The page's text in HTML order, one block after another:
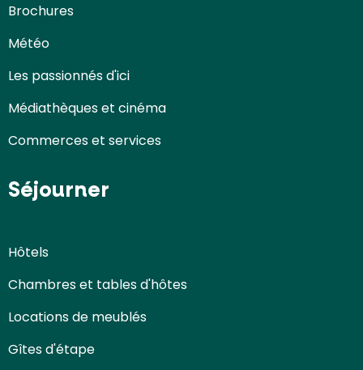
Brochures
Météo
Les passionnés d'ici
Médiathèques et cinéma
Commerces et services
Séjourner
Hôtels
Chambres et tables d'hôtes
Locations de meublés
Gîtes d'étape